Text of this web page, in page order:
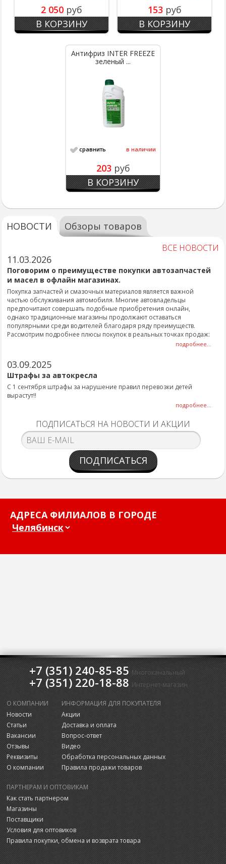
2 050 руб
В КОРЗИНУ
153 руб
В КОРЗИНУ
Антифриз INTER FREEZE
зеленый ...
сравнить в наличии
203 руб
В КОРЗИНУ
НОВОСТИ Обзоры товаров
ВСЕ НОВОСТИ
11.03.2026
Поговорим о преимуществе покупки автозапчастей
и масел в офлайн магазинах.
Покупка запчастей и смазочных материалов является важной
частью обслуживания автомобиля. Многие автовладельцы
предпочитают совершать подобные приобретения онлайн,
однако традиционные магазины продолжают оставаться
популярными среди водителей благодаря ряду преимуществ.
Рассмотрим подробнее плюсы покупок в реальных точках продаж:
подробнее...
03.09.2025
Штрафы за автокресла
С 1 сентября штрафы за нарушение правил перевозки детей
вырастут!!
подробнее...
ПОДПИСАТЬСЯ НА НОВОСТИ И АКЦИИ
ПОДПИСАТЬСЯ
АДРЕСА ФИЛИАЛОВ В ГОРОДЕ
+7 (351) 240-85-85 Многоканальный
+7 (351) 220-18-88 Интернет-магазин
О КОМПАНИИ
Новости
Статьи
Вакансии
Отзывы
Реквизиты
О компании
ИНФОРМАЦИЯ ДЛЯ ПОКУПАТЕЛЯ
Акции
Доставка и оплата
Вопрос-ответ
Видео
Обработка персональных данных
Правила продажи товаров
ПАРТНЕРАМ И ОПТОВИКАМ
Как стать партнером
Магазины
Поставщики
Условия для оптовиков
Правила покупки, обмена и возврата товара